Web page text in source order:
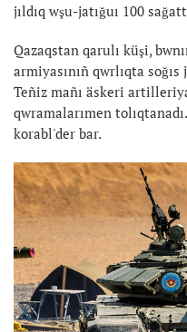
jıldıq wşu-jatığuı 100
Qazaqstan qarulı küşi,
armiyasınıñ qwrlıqta
Teñiz mañı äskeri
qwramalarımen
korabl'der bar.